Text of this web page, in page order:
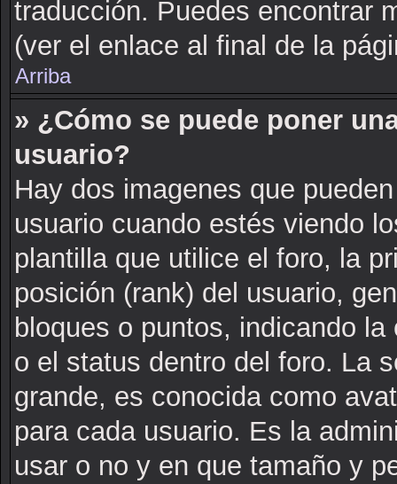
traducción. Puedes encontrar
(ver el enlace al final de la
Arriba
» ¿Cómo se puede poner
usuario?
Hay dos imagenes que
usuario cuando estés viendo
plantilla que utilice el foro, la
posición (rank) del usuario,
bloques o puntos, indicando
o el status dentro del foro. La
grande, es conocida como
para cada usuario. Es la
usar o no y en que tamaño y